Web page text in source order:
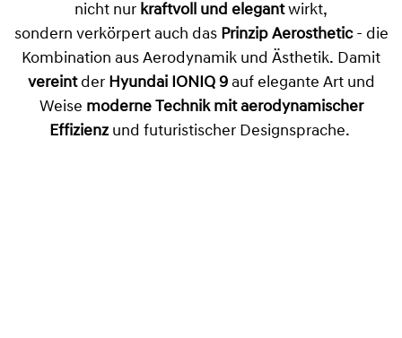
nicht nur kraftvoll und elegantwirkt,
sondern verkörpert auch dasPrinzip Aerosthetic- die
Kombination aus Aerodynamik und Ästhetik. Damit
vereint der Hyundai IONIQ 9 auf elegante Art und
Weise moderne Technik mit aerodynamischer
Effizienz und futuristischer Designsprache.